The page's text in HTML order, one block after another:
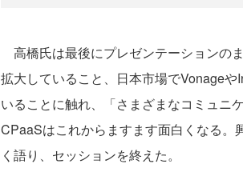
高橋氏は最後にプレゼンテーションの
拡大していること、日本市場でVonage
いることに触れ、「さまざまなコミュニ
CPaaSはこれからますます面白くなる。
く語り、セッションを終えた。